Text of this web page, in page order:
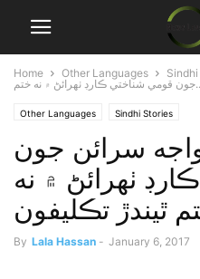
Home Other Languages
۾ نه ختم...
Other Languages Sindhi Stories
سرائن جون
ٺهرائڻ ۾ نه
ٿيندڙ تڪليفون
By Lala Hassan - January 6, 2017